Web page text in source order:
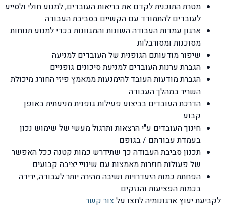
מטרת התוכנית לקדם את בריאות העובדים, למנוע חולי ולסייע
לעובדים להתמודד עם הקשיים בסביבת העבודה
ארגון עמדות העבודה השונות והמגוונות בכדי למנוע תנוחות
מסוכנות ומסורבלות
שיפור מודעותם הגופנית של העובדים למניעה
הגברת ערנות העובדים למניעת סיכונים גופניים
הגברת מודעות העובד להימנעות ממאמץ פיזי החורג מיכולת
השריר במהלך העבודה
הדרכת העובדים בביצוע פעילות גופנית מניעתית באופן
קבוע
חינוך העובדים ע"י הרצאות ותרגול מעשי של שימוש נכון
בעמדת עבודתם / בגופם
תכנון סביבת העבודה כך שתידרש כמות קטנה ככל האפשר
של פעולות חוזרות מאמצות עם שינויי יציבה קבועים
הפחתת כמות היעדרויות ושיבה מהירה יותר לעבודה, ירידה
בכמות הפציעות והנזקים
לקביעת יעוץ ארגונומיה לחצו עלצור קשר